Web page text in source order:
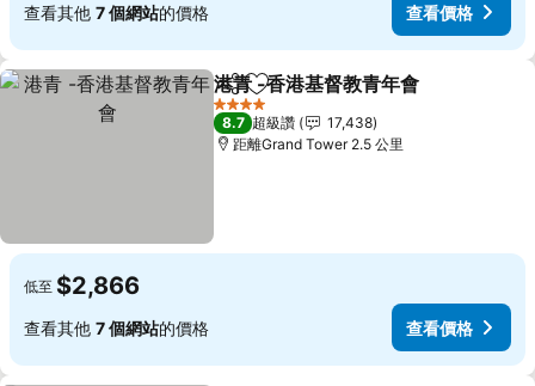
查看其他 7 個網站的價格 查看價格
分享 加入我的最愛
港青 -香港基督教青年會
4 星級
8.7 超級讚
17,438
距離Grand Tower 2.5 公里
低至 $2,866
查看其他 7 個網站的價格 查看價格